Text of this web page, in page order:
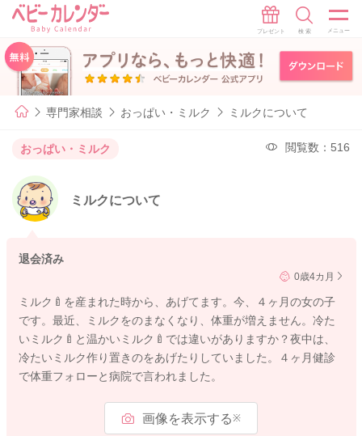
専門家相談 おっぱい・ミルク ミルクについて
おっぱい・ミルク 閲覧数：516
ミルクについて
退会済み
0歳4カ月
ミルク🍼を産まれた時から、あげてます。今、４ヶ月の女の子
です。最近、ミルクをのまなくなり、体重が増えません。冷た
いミルク🍼と温かいミルク🍼では違いがありますか？夜中は、
冷たいミルク作り置きのをあげたりしていました。４ヶ月健診
で体重フォローと病院で言われました。
画像を表示する※